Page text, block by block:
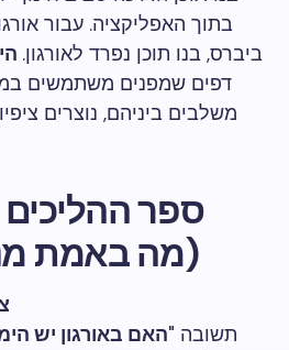
בתוך האפליקציה. עבור
ביברס, בנו תוכן נפרד לאורגון.
דפים שמפנים משתמשים
משלבים ביניהם, נוצרים
ספר
(מה באמת
תשובה "האם באורגון יש